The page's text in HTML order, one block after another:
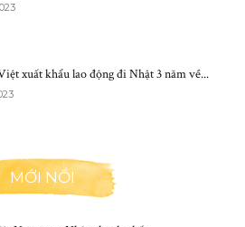
xuất khẩu lao động đi Nhật 3 năm về...
MỚI NỔI